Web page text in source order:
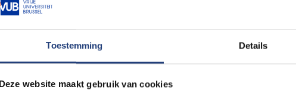
Toestemming Details
Deze website maakt gebruik van cookies